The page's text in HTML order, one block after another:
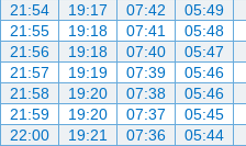
05:49
07:42
19:17
21:54
05:48
07:41
19:18
21:55
05:47
07:40
19:18
21:56
05:46
07:39
19:19
21:57
05:46
07:38
19:20
21:58
05:45
07:37
19:20
21:59
05:44
07:36
19:21
22:00